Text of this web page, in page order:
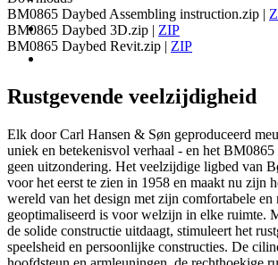
BM0865 Daybed Assembling instruction.zip |
BM0865 Daybed 3D.zip | ZIP
BM0865 Daybed Revit.zip | ZIP
Rustgevende veelzijdigheid
Elk door Carl Hansen & Søn geproduceerd
uniek en betekenisvol verhaal - en het
geen uitzondering. Het veelzijdige ligbed van
voor het eerst te zien in 1958 en maakt nu zijn
wereld van het design met zijn comfortabele en
geoptimaliseerd is voor welzijn in elke ruimte.
de solide constructie uitdaagt, stimuleert het
speelsheid en persoonlijke constructies. De